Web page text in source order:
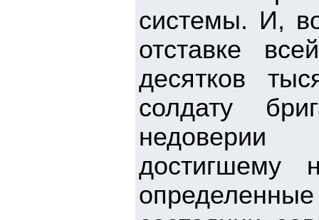
системы. И,
отставке
десятков
солдату
недоверии
достигшему